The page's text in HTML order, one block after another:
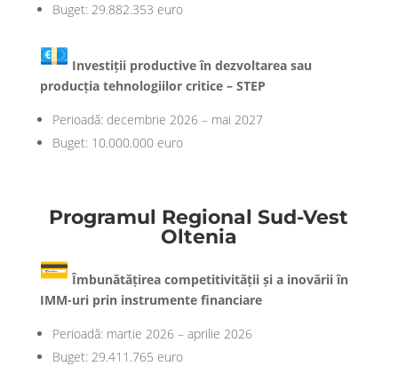
Buget: 29.882.353 euro
Investiții productive în dezvoltarea sau
producția tehnologiilor critice – STEP
Perioadă: decembrie 2026 – mai 2027
Buget: 10.000.000 euro
Programul Regional Sud-Vest
Oltenia
Îmbunătățirea competitivității și a inovării în
IMM-uri prin instrumente financiare
Perioadă: martie 2026 – aprilie 2026
Buget: 29.411.765 euro